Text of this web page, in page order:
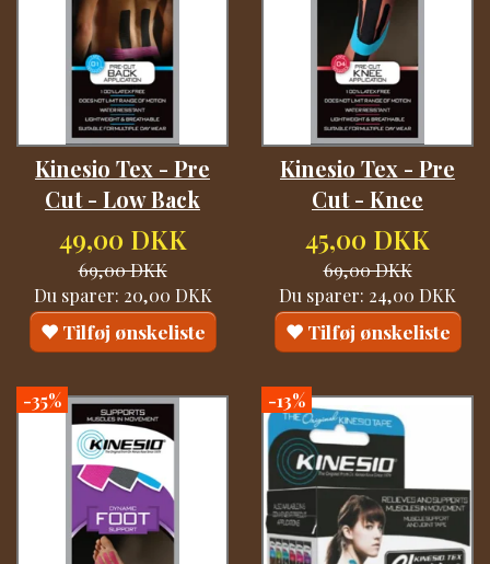
Kinesio Tex - Pre
Cut - Low Back
49,00 DKK
69,00 DKK
Du sparer: 20,00 DKK
Tilføj ønskeliste
Kinesio Tex - Pre
Cut - Knee
45,00 DKK
69,00 DKK
Du sparer: 24,00 DKK
Tilføj ønskeliste
-35% -13%